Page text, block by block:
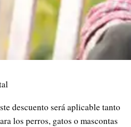
descuento será aplicable tanto
los perros, gatos o mascontas